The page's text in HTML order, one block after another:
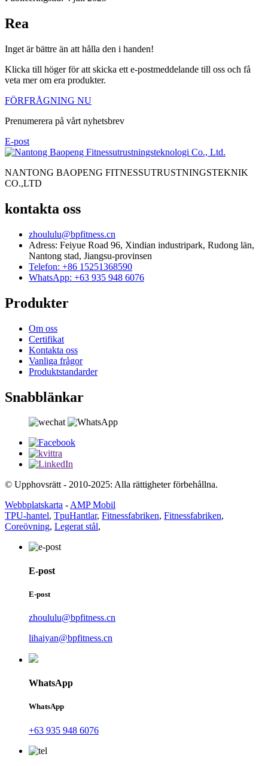
Rea
Inget är bättre än att hålla den i handen!
Klicka till höger för att skicka ett e-postmeddelande till oss och få
veta mer om era produkter.
FÖRFRÅGNING NU
Prenumerera på vårt nyhetsbrev
E-post
NANTONG BAOPENG FITNESSUTRUSTNINGSTEKNIK
CO.,LTD
kontakta oss
zhoululu@bpfitness.cn
Adress: Feiyue Road 96, Xindian industripark, Rudong län,
Nantong stad, Jiangsu-provinsen
Telefon: +86 15251368590
WhatsApp: +63 935 948 6076
Produkter
Om oss
Certifikat
Kontakta oss
Vanliga frågor
Produktstandarder
Snabblänkar
© Upphovsrätt - 2010-2025: Alla rättigheter förbehållna.
Webbplatskarta -AMP Mobil
TPU-hantel, TpuHantlar, Fitnessfabriken, Fitnessfabriken,
Coreövning, Legerat stål,
E-post
E-post
zhoululu@bpfitness.cn
lihaiyan@bpfitness.cn
WhatsApp
WhatsApp
+63 935 948 6076